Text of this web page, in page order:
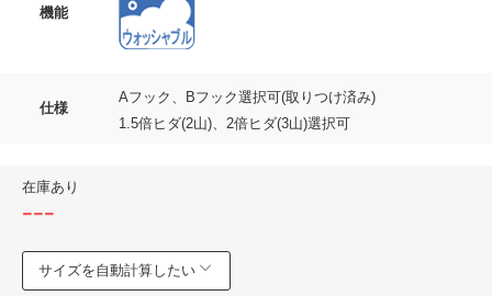
機能
仕様
Aフック、Bフック選択可(取りつけ済み)
1.5倍ヒダ(2山)、2倍ヒダ(3山)選択可
在庫あり
---
サイズを自動計算したい